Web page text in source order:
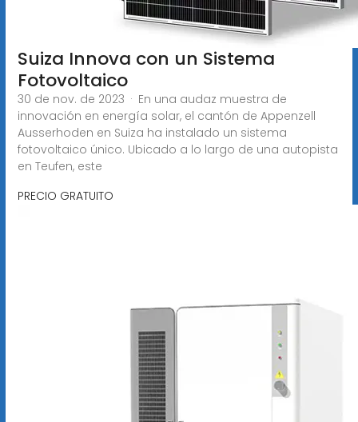
Suiza Innova con un Sistema
Fotovoltaico
30 de nov. de 2023 · En una audaz muestra de
innovación en energía solar, el cantón de Appenzell
Ausserhoden en Suiza ha instalado un sistema
fotovoltaico único. Ubicado a lo largo de una autopista
en Teufen, este
PRECIO GRATUITO